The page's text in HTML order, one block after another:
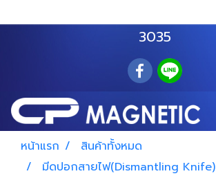
3035
หน้าแรก
สินค้าทั้งหมด
มีดปอกสายไฟ(Dismantling Knife)